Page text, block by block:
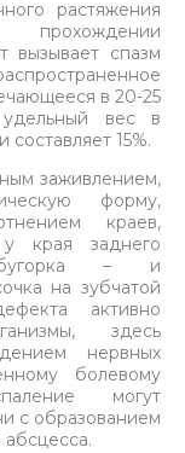
растяжения
вызывает спазм
в 20-25
вес в
15%.
заживлением,
форму,
краев,
края заднего
бугорка – и
на зубчатой
активно
здесь
нервных
болевому
могут
с образованием